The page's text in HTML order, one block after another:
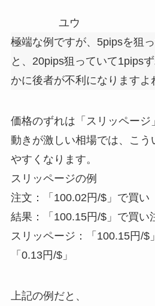
ユウ
極端な例ですが、5pipsを狙
と、20pips狙っていて1pips
かに後者が不利になりますよ
価格のずれは「スリッページ
動きが激しい相場では、こう
やすくなります。
スリッページの例
注文：「100.02円/$」で買い
結果：「100.15円/$」で買い
スリッページ：「100.15円/$
「0.13円/$」
上記の例だと、